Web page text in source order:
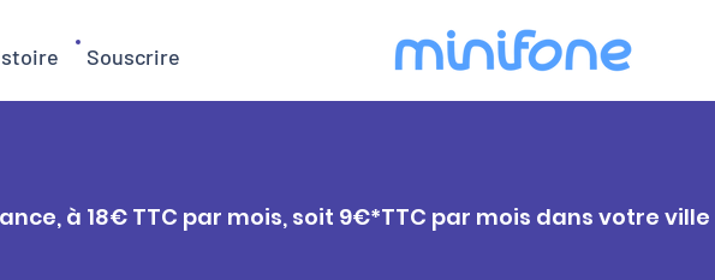
Souscrire
à 18€ TTC par mois, soit 9€*TTC par mois dans votre ville